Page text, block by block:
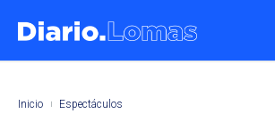
Inicio Espectáculos